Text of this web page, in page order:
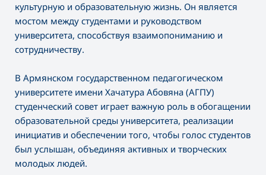
культурную и образовательную жизнь. Он является
мостом между студентами и руководством
университета, способствуя взаимопониманию и
сотрудничеству.
В Армянском государственном педагогическом
университете имени Хачатура Абовяна (АГПУ)
студенческий совет играет важную роль в обогащении
образовательной среды университета, реализации
инициатив и обеспечении того, чтобы голос студентов
был услышан, объединяя активных и творческих
молодых людей.